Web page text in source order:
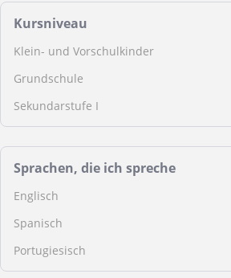
Kursniveau
Klein- und Vorschulkinder
Grundschule
Sekundarstufe I
Sprachen, die ich spreche
Englisch
Spanisch
Portugiesisch